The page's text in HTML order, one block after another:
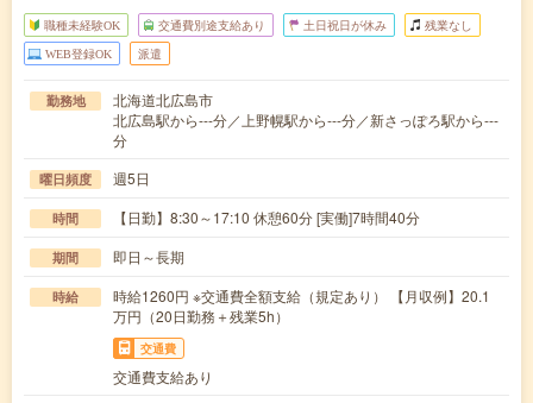
職種未経験OK 交通費別途支給あり 土日祝日が休み 残業なし
WEB登録OK 派遣
勤務地
北海道北広島市
北広島駅から---分／上野幌駅から---分／新さっぽろ駅から---
分
曜日頻度 週5日
時間 【日勤】8:30～17:10 休憩60分 [実働]7時間40分
期間 即日～長期
時給
時給1260円 ※交通費全額支給（規定あり） 【月収例】20.1
万円（20日勤務＋残業5h）
交通費
交通費支給あり